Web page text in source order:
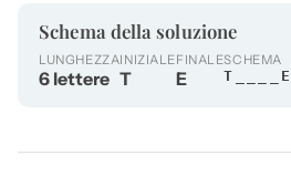
Schema della soluzione
LUNGHEZZA
6 lettere
INIZIALE
T
FINALE
E
SCHEMA
T____E